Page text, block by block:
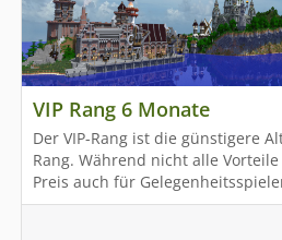
VIP Rang 6 Monate
Der VIP-Rang ist die günstigere
Rang. Während nicht alle
Preis auch für